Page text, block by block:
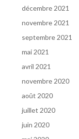
décembre 2021
novembre 2021
septembre 2021
mai 2021
avril 2021
novembre 2020
août 2020
juillet 2020
juin 2020